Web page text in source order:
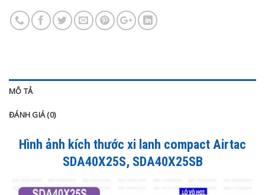
MÔ TẢ
ĐÁNH GIÁ (0)
Hình ảnh kích thước xi lanh compact Airtac
SDA40X25S, SDA40X25SB